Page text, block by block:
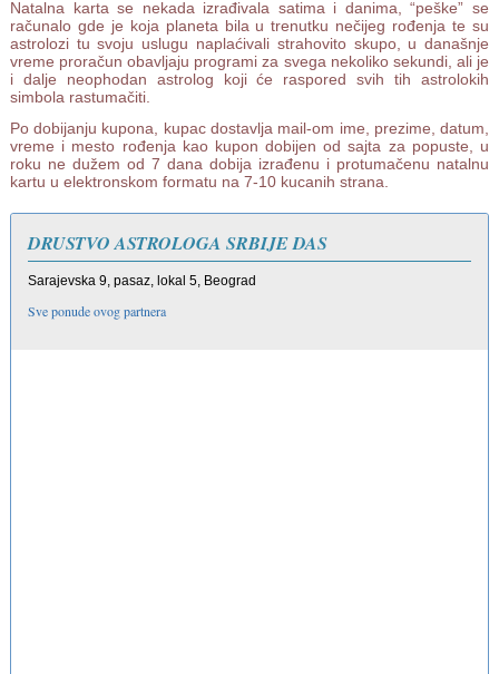
Natalna karta se nekada izrađivala satima i danima, “peške” se
računalo gde je koja planeta bila u trenutku nečijeg rođenja te su
astrolozi tu svoju uslugu naplaćivali strahovito skupo, u današnje
vreme proračun obavljaju programi za svega nekoliko sekundi, ali je
i dalje neophodan astrolog koji će raspored svih tih astrolokih
simbola rastumačiti.
Po dobijanju kupona, kupac dostavlja mail-om ime, prezime, datum,
vreme i mesto rođenja kao kupon dobijen od sajta za popuste, u
roku ne dužem od 7 dana dobija izrađenu i protumačenu natalnu
kartu u elektronskom formatu na 7-10 kucanih strana.
DRUSTVO ASTROLOGA SRBIJE DAS
Sarajevska 9, pasaz, lokal 5, Beograd
Sve ponude ovog partnera